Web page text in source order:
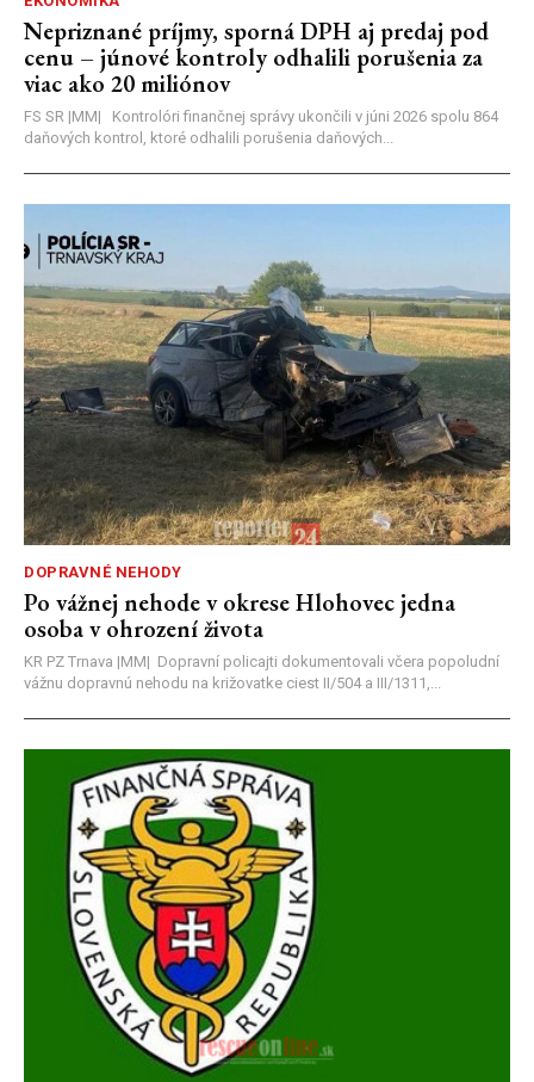
Nepriznané príjmy, sporná DPH aj predaj pod
cenu – júnové kontroly odhalili porušenia za
viac ako 20 miliónov
FS SR |MM| Kontrolóri finančnej správy ukončili v júni 2026 spolu 864
daňových kontrol, ktoré odhalili porušenia daňových...
DOPRAVNÉ NEHODY
Po vážnej nehode v okrese Hlohovec jedna
osoba v ohrození života
KR PZ Trnava |MM| Dopravní policajti dokumentovali včera popoludní
vážnu dopravnú nehodu na križovatke ciest II/504 a III/1311,...